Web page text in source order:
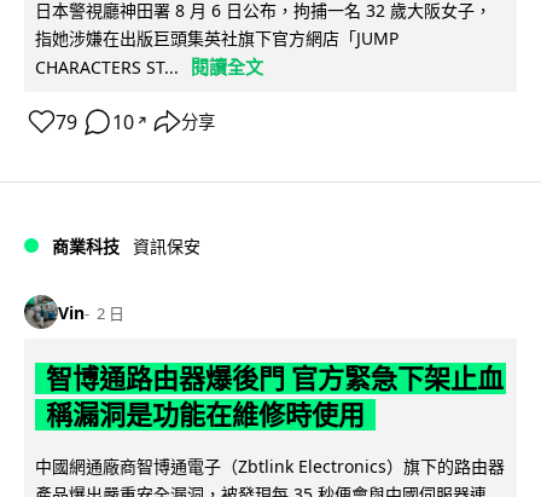
日本警視廳神田署 8 月 6 日公布，拘捕一名 32 歲大阪女子，
指她涉嫌在出版巨頭集英社旗下官方網店「JUMP
CHARACTERS ST...
閱讀全文
79 10 ↗ 分享
商業科技 資訊保安
Vin 2 日
智博通路由器爆後門 官方緊急下架止血
稱漏洞是功能在維修時使用
中國網通廠商智博通電子（Zbtlink Electronics）旗下的路由器